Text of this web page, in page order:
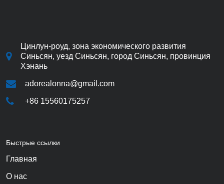
Цинлун-роуд, зона экономического развития
Синьсян, уезд Синьсян, город Синьсян, провинция
Хэнань
adorealonna@gmail.com
+86 15560175257
Быстрые ссылки
Главная
О нас